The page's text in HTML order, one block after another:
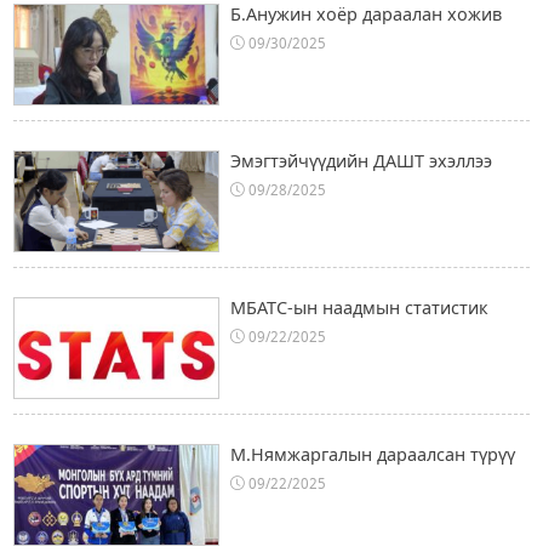
Б.Анужин хоёр дараалан хожив
09/30/2025
Эмэгтэйчүүдийн ДАШТ эхэллээ
09/28/2025
МБАТС-ын наадмын статистик
09/22/2025
М.Нямжаргалын дараалсан түрүү
09/22/2025